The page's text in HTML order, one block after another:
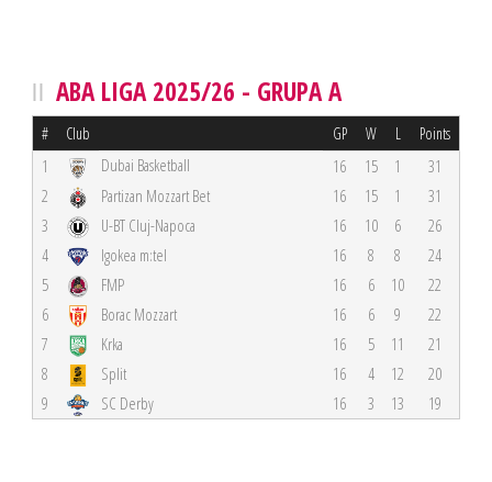
ABA LIGA 2025/26 - GRUPA A
# Club GP W L Points
1 Dubai Basketball 16 15 1
31
2
Partizan Mozzart Bet 16 15 1
31
3
U-BT Cluj-Napoca 16 10 6
26
4
Igokea m:tel 16 8 8
24
5
FMP 16 6 10
22
6
Borac Mozzart 16 6 9
22
7
Krka 16 5 11
21
8
Split 16 4 12
20
9
SC Derby 16 3 13 19